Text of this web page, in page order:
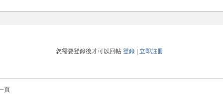
您需要登錄後才可以回帖 登錄| 立即註冊
頁